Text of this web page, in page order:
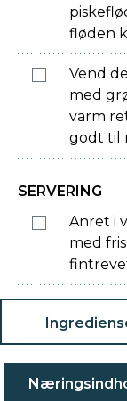
fløden
Vend
med
varm
godt til
SERVERING
Anret i
med